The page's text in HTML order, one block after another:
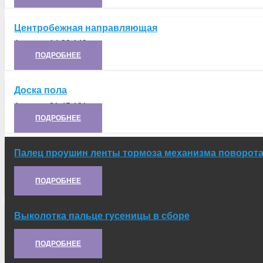
Центробежная направляющая
Артикул:14.23.149
ПОДРОБНЕЕ
Доска пола
Артикул:21.45.191
ПОДРОБНЕЕ
Палец проушин ленты тормоза механизма поворота
Артикул:А5.23.155
ПОДРОБНЕЕ
Выколотка пальце гусеницы в сборе
Артикул:21.61.048
ПОДРОБНЕЕ